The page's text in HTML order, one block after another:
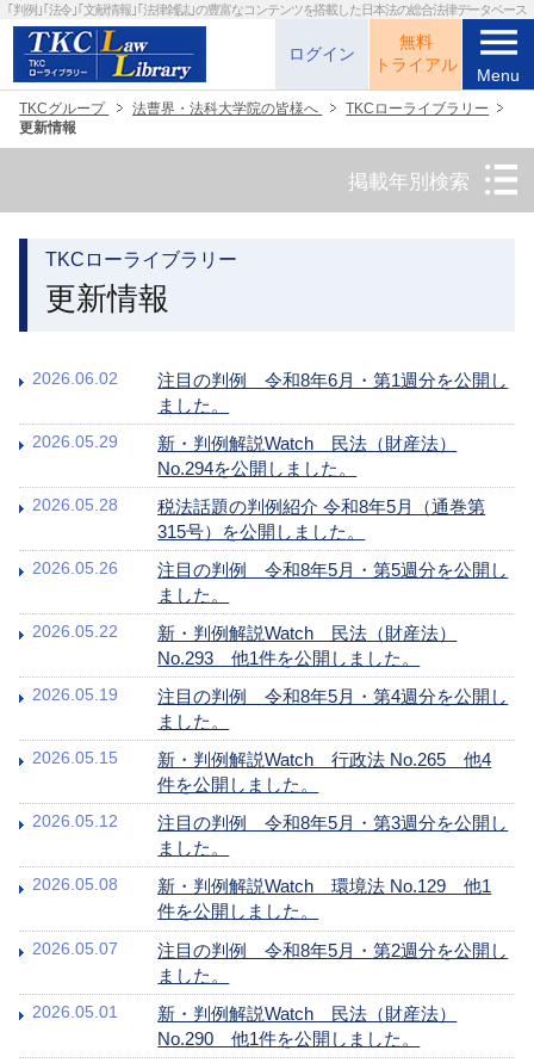
｢判例｣｢法令｣｢文献情報｣｢法律雑誌｣の豊富なコンテンツを搭載した日本法の総合法律データベース
ログイン
無料
トライアル
menu
Menu
TKCグループ 法曹界・法科大学院の皆様へ
TKCローライブラリー
更新情報
掲載年別検索
TKCローライブラリー
更新情報
2026.06.02
注目の判例 令和8年6月・第1週分を公開し
ました。
2026.05.29
新・判例解説Watch 民法（財産法）
No.294を公開しました。
2026.05.28
税法話題の判例紹介 令和8年5月（通巻第
315号）を公開しました。
2026.05.26
注目の判例 令和8年5月・第5週分を公開し
ました。
2026.05.22
新・判例解説Watch 民法（財産法）
No.293 他1件を公開しました。
2026.05.19
注目の判例 令和8年5月・第4週分を公開し
ました。
2026.05.15
新・判例解説Watch 行政法 No.265 他4
件を公開しました。
2026.05.12
注目の判例 令和8年5月・第3週分を公開し
ました。
2026.05.08
新・判例解説Watch 環境法 No.129 他1
件を公開しました。
2026.05.07
注目の判例 令和8年5月・第2週分を公開し
ました。
2026.05.01
新・判例解説Watch 民法（財産法）
No.290 他1件を公開しました。